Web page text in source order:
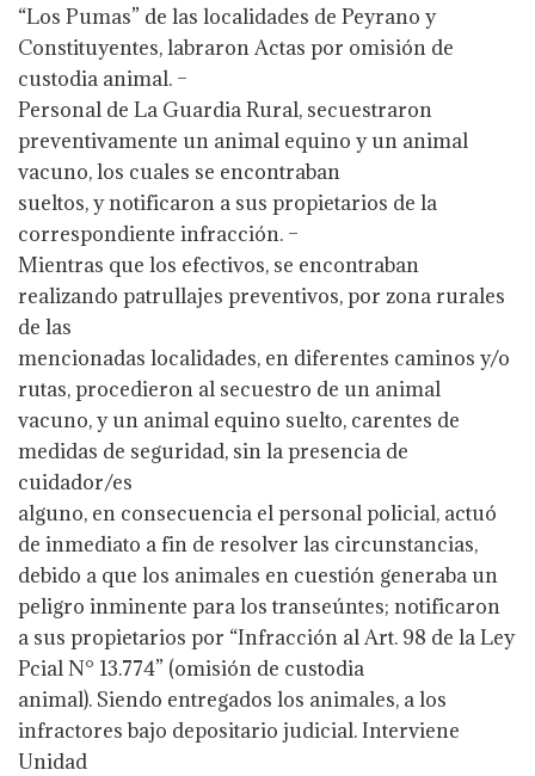
“Los Pumas” de las localidades de Peyrano y
Constituyentes, labraron Actas por omisión de
custodia animal. –
Personal de La Guardia Rural, secuestraron
preventivamente un animal equino y un animal
vacuno, los cuales se encontraban
sueltos, y notificaron a sus propietarios de la
correspondiente infracción. –
Mientras que los efectivos, se encontraban
realizando patrullajes preventivos, por zona rurales
de las
mencionadas localidades, en diferentes caminos y/o
rutas, procedieron al secuestro de un animal
vacuno, y un animal equino suelto, carentes de
medidas de seguridad, sin la presencia de
cuidador/es
alguno, en consecuencia el personal policial, actuó
de inmediato a fin de resolver las circunstancias,
debido a que los animales en cuestión generaba un
peligro inminente para los transeúntes; notificaron
a sus propietarios por “Infracción al Art. 98 de la Ley
Pcial N° 13.774” (omisión de custodia
animal). Siendo entregados los animales, a los
infractores bajo depositario judicial. Interviene
Unidad